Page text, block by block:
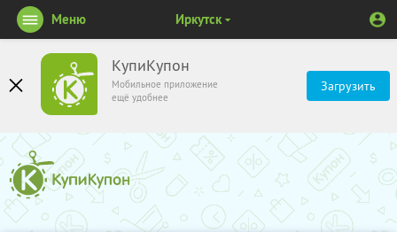
КупиКупон
Мобильное приложение
ещё удобнее
Загрузить
Меню Иркутск